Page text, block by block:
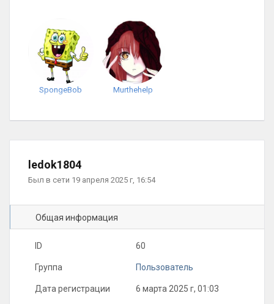
SpongeBob Murthehelp
ledok1804
Был в сети 19 апреля 2025 г, 16:54
Общая информация
ID 60
Группа Пользователь
Дата регистрации 6 марта 2025 г, 01:03